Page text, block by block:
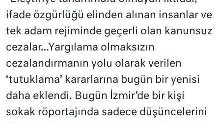
ifade özgürlüğü elinden alınan insanlar ve
tek adam rejiminde geçerli olan kanunsuz
cezalar…Yargılama olmaksızın
cezalandırmanın yolu olarak verilen
‘tutuklama’ kararlarına bugün bir yenisi
daha eklendi. Bugün İzmir’de bir kişi
sokak röportajında sadece düşüncelerini